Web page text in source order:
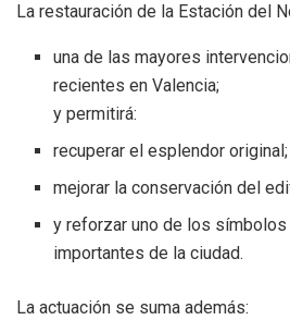
La restauración de la Estación del
una de las mayores
recientes en Valencia;
y permitirá:
recuperar el esplendor original;
mejorar la conservación del
y reforzar uno de los
importantes de la ciudad.
La actuación se suma además: